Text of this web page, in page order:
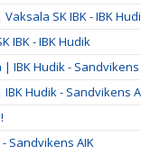
SK IBK - IBK
IBK - IBK Hudik
IBK Hudik - Sandvikens
Hudik - Sandvikens
Sandvikens AIK